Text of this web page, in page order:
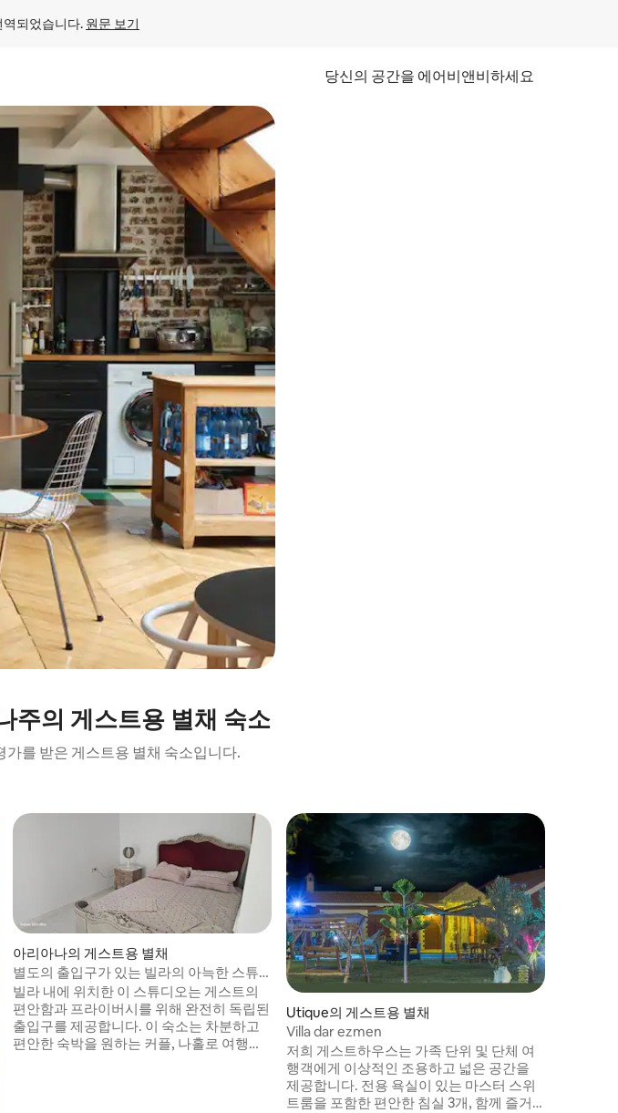
역되었습니다. 원문 보기
당신의 공간을 에어비앤비하세요
주의 게스트용 별채 숙소
를 받은 게스트용 별채 숙소입니다.
아리아나의 게스트용 별채
별도의 출입구가 있는 빌라의 아늑한 스튜
디오
빌라 내에 위치한 이 스튜디오는 게스트의
편안함과 프라이버시를 위해 완전히 독립된
출입구를 제공합니다. 이 숙소는 차분하고
편안한 숙박을 원하는 커플, 나홀로 여행자
Utique의 게스트용 별채
Villa dar ezmen
저희 게스트하우스는 가족 단위 및 단체 여
행객에게 이상적인 조용하고 넓은 공간을
제공합니다. 전용 욕실이 있는 마스터 스위
트룸을 포함한 편안한 침실 3개, 함께 즐거